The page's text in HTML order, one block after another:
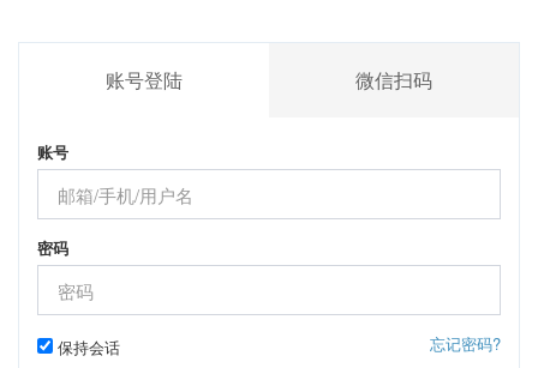
账号登陆 微信扫码
账号
密码
保持会话 忘记密码?